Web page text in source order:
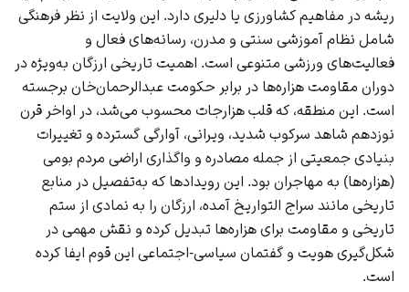
ریشه در مفاهیم کشاورزی یا دلیری دارد. این ولایت از نظر فرهنگی
شامل نظام آموزشی سنتی و مدرن، رسانه‌های فعال و
فعالیت‌های ورزشی متنوعی است. اهمیت تاریخی ارزگان به‌ویژه در
دوران مقاومت هزاره‌ها در برابر حکومت عبدالرحمان‌خان برجسته
است. این منطقه، که قلب هزارجات محسوب می‌شد، در اواخر قرن
نوزدهم شاهد سرکوب شدید، ویرانی، آوارگی گسترده و تغییرات
بنیادی جمعیتی از جمله مصادره و واگذاری اراضی مردم بومی
(هزاره‌ها) به مهاجران بود. این رویدادها که به‌تفصیل در منابع
تاریخی مانند سراج التواریخ آمده، ارزگان را به نمادی از ستم
تاریخی و مقاومت برای هزاره‌ها تبدیل کرده و نقش مهمی در
شکل‌گیری هویت و گفتمان سیاسی-اجتماعی این قوم ایفا کرده
است.